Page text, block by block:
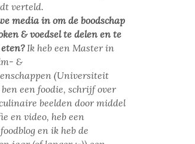
verteld.
media in om de boodschap
& voedsel te delen en te
Ik heb een Master in
&
(Universiteit
een foodie, schrijf over
beelden door middel
en video, heb een
en ik heb de